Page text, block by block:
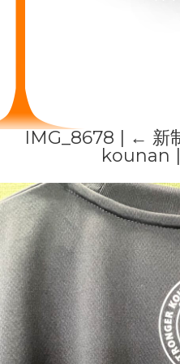
IMG_8678 ← 新
kounan